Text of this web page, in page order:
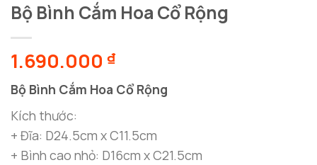
Bộ Bình Cắm Hoa Cổ Rộng
1.690.000 ₫
Bộ Bình Cắm Hoa Cổ Rộng
Kích thước:
+ Đĩa: D24.5cm x C11.5cm
+ Bình cao nhỏ: D16cm x C21.5cm